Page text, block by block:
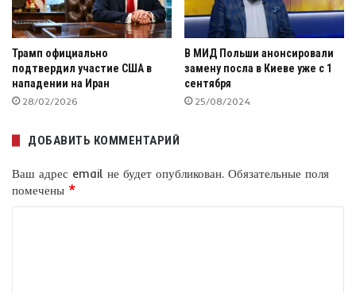
Трамп официально
подтвердил участие США в
нападении на Иран
28/02/2026
В МИД Польши анонсировали
замену посла в Киеве уже с 1
сентября
25/08/2024
ДОБАВИТЬ КОММЕНТАРИЙ
Ваш адрес email не будет опубликован. Обязательные поля
помечены *